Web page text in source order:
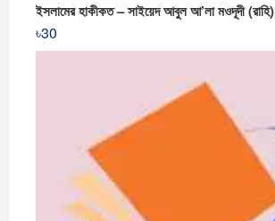
ইসলামের হাকীকত – সাইয়েদ আবুল আ’লা মওদূদী (রাহি)
৳30